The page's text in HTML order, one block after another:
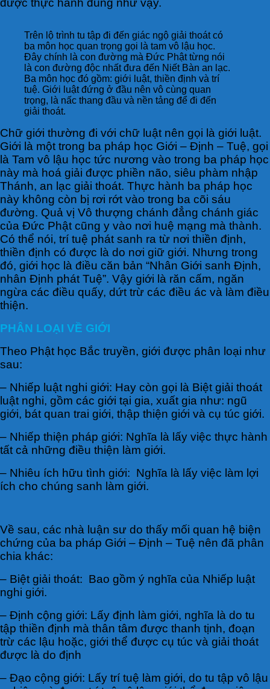
được thực hành đúng như vậy.
Trên lộ trình tu tập đi đến giác ngộ giải thoát có
ba môn học quan trọng gọi là tam vô lậu học.
Đây chính là con đường mà Đức Phật từng nói
là con đường độc nhất đưa đến Niết Bàn an lạc.
Ba môn học đó gồm: giới luật, thiền định và trí
tuệ. Giới luật đứng ở đầu nên vô cùng quan
trọng, là nấc thang đầu và nền tảng để đi đến
giải thoát.
Chữ giới thường đi với chữ luật nên gọi là giới luật.
Giới là một trong ba pháp học Giới – Định – Tuệ, gọi
là Tam vô lậu học tức nương vào trong ba pháp học
này mà hoá giải được phiền não, siêu phàm nhập
Thánh, an lạc giải thoát. Thực hành ba pháp học
này không còn bị rơi rớt vào trong ba cõi sáu
đường. Quả vị Vô thượng chánh đẳng chánh giác
của Đức Phật cũng y vào nơi huệ mạng mà thành.
Có thể nói, trí tuệ phát sanh ra từ nơi thiền định,
thiền định có được là do nơi giữ giới. Nhưng trong
đó, giới học là điều căn bản “Nhân Giới sanh Định,
nhân Định phát Tuệ”. Vậy giới là răn cấm, ngăn
ngừa các điều quấy, dứt trừ các điều ác và làm điều
thiện.
PHÂN LOẠI VỀ GIỚI
Theo Phật học Bắc truyền, giới được phân loại như
sau:
– Nhiếp luật nghi giới: Hay còn gọi là Biệt giải thoát
luật nghi, gồm các giới tại gia, xuất gia như: ngũ
giới, bát quan trai giới, thập thiện giới và cụ túc giới.
– Nhiếp thiện pháp giới: Nghĩa là lấy việc thực hành
tất cả những điều thiện làm giới.
– Nhiêu ích hữu tình giới: Nghĩa là lấy việc làm lợi
ích cho chúng sanh làm giới.
Về sau, các nhà luận sư do thấy mối quan hệ biện
chứng của ba pháp Giới – Định – Tuệ nên đã phân
chia khác:
– Biệt giải thoát: Bao gồm ý nghĩa của Nhiếp luật
nghi giới.
– Định cộng giới: Lấy định làm giới, nghĩa là do tu
tập thiền định mà thân tâm được thanh tịnh, đoạn
trừ các lậu hoặc, giới thể được cụ túc và giải thoát
được là do định
– Đạo cộng giới: Lấy trí tuệ làm giới, do tu tập vô lậu